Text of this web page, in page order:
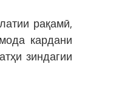
рақамӣ,
кардани
зиндагии